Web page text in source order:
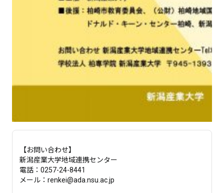
【お問い合わせ】
新潟産業大学地域連携センター
電話：0257-24-8441
メール：renkei@ada.nsu.ac.jp